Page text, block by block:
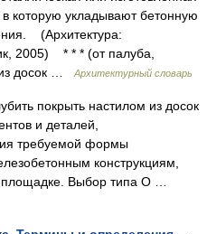
которую укладывают бетонную
(Архитектура:
2005) * * * (от палуба,
досок …
Архитектурный словарь
покрыть настилом из досок
и деталей,
требуемой формы
конструкциям,
площадке. Выбор типа О …